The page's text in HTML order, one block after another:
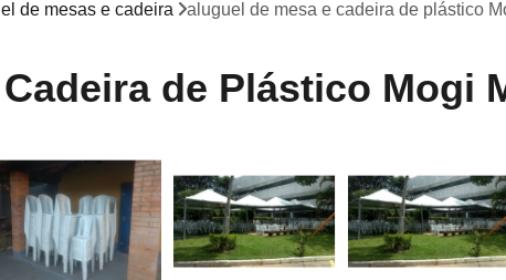
de mesas e cadeira aluguel de mesa e cadeira de plástico
de Plástico Mogi